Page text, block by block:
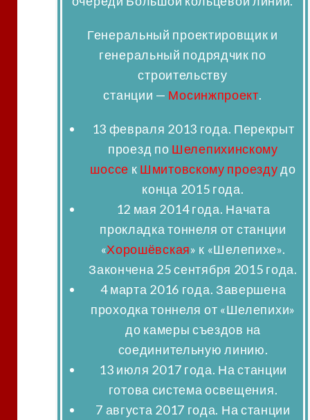
Генеральный проектировщик и
генеральный подрядчик по
строительству
станции — Мосинжпроект.
13 февраля 2013 года. Перекрыт
проезд по Шелепихинскому
шоссе к Шмитовскому проезду до
конца 2015 года.
12 мая 2014 года. Начата
прокладка тоннеля от станции
«Хорошёвская» к «Шелепихе».
Закончена 25 сентября 2015 года.
4 марта 2016 года. Завершена
проходка тоннеля от «Шелепихи»
до камеры съездов на
соединительную линию.
13 июля 2017 года. На станции
готова система освещения.
7 августа 2017 года. На станции